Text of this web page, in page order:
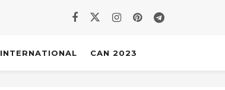
INTERNATIONAL CAN 2023